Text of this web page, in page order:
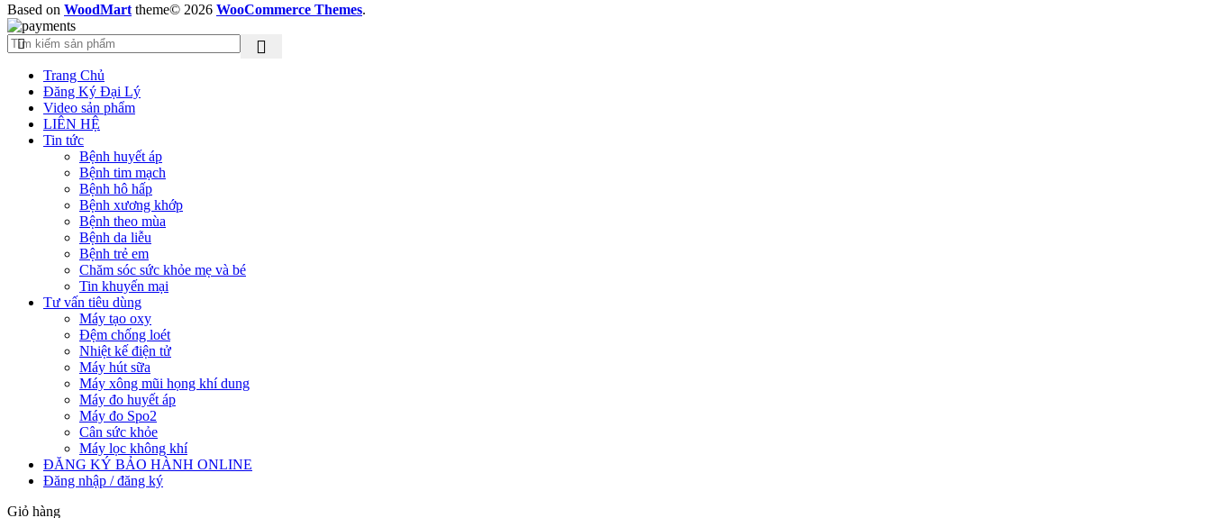
Based on WoodMart theme© 2026 WooCommerce Themes.
Trang Chủ
Đăng Ký Đại Lý
Video sản phẩm
LIÊN HỆ
Tin tức
Bệnh huyết áp
Bệnh tim mạch
Bệnh hô hấp
Bệnh xương khớp
Bệnh theo mùa
Bệnh da liễu
Bệnh trẻ em
Chăm sóc sức khỏe mẹ và bé
Tin khuyến mại
Tư vấn tiêu dùng
Máy tạo oxy
Đệm chống loét
Nhiệt kế điện tử
Máy hút sữa
Máy xông mũi họng khí dung
Máy đo huyết áp
Máy đo Spo2
Cân sức khỏe
Máy lọc không khí
ĐĂNG KÝ BẢO HÀNH ONLINE
Đăng nhập / đăng ký
Giỏ hàng